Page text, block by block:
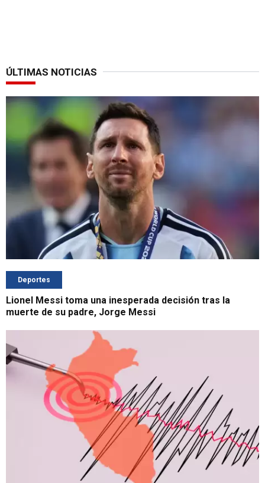
ÚLTIMAS NOTICIAS
Deportes
Lionel Messi toma una inesperada decisión tras la
muerte de su padre, Jorge Messi